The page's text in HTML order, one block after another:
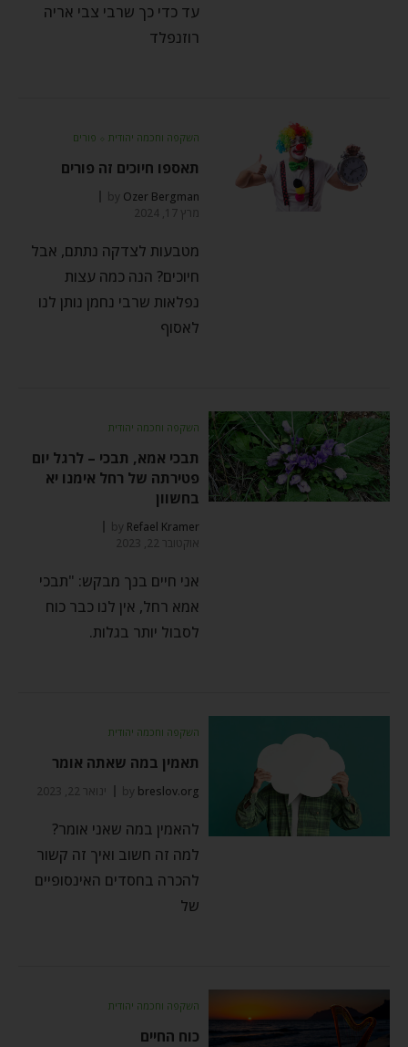
עד כדי כך שרבי צבי אריה
רוזנפלד
השקפה וחכמה יהודית ⬦ פורים
תאספו חיוכים זה פורים
by Ozer Bergman
מרץ 17, 2024
מטבעות לצדקה נתתם, אבל
חיוכים? הנה כמה עצות
נפלאות שרבי נחמן נותן לנו
לאסוף
השקפה וחכמה יהודית
תבכי אמא, תבכי – לרגל יום
פטירתה של רחל אימנו יא
בחשוון
by Refael Kramer
אוקטובר 22, 2023
אני חיים בנך מבקש: "תבכי
אמא רחל, אין לנו כבר כוח
לסבול יותר בגלות.
השקפה וחכמה יהודית
תאמין במה שאתה אומר
by breslov.org ינואר 22, 2023
להאמין במה שאני אומר?
למה זה חשוב ואיך זה קשור
להכרה בחסדים האינסופיים
של
השקפה וחכמה יהודית
כוח החיים